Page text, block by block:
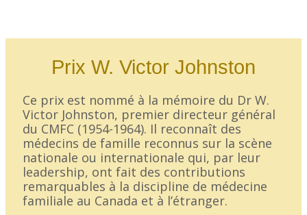
Prix W. Victor Johnston
Ce prix est nommé à la mémoire du Dr W.
Victor Johnston, premier directeur général
du CMFC (1954-1964). Il reconnaît des
médecins de famille reconnus sur la scène
nationale ou internationale qui, par leur
leadership, ont fait des contributions
remarquables à la discipline de médecine
familiale au Canada et à l’étranger.